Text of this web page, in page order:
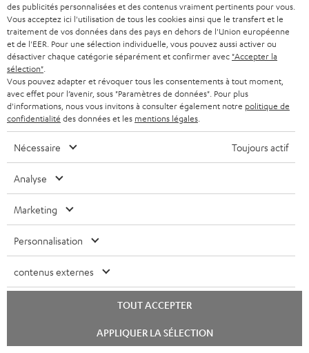
Service client à vie
Plus de 45 ans d'expertise
Teufel adhère à la Fédération du e-commerce et de la vente à distance (Fevad) et à sa charte
qualité. La Fevad est membre du réseau européen Ecommerce Europe Trustmark.
chat
des publicités personnalisées et des contenus vraiment pertinents pour vous.
Vous acceptez ici l'utilisation de tous les cookies ainsi que le transfert et le
traitement de vos données dans des pays en dehors de l'Union européenne
et de l'EER. Pour une sélection individuelle, vous pouvez aussi activer ou
désactiver chaque catégorie séparément et confirmer avec "Accepter la
sélection"
Vous pouvez adapter et révoquer tous les consentements à tout moment,
avec effet pour l’avenir, sous "Paramètres de données". Pour plus
d'informations, nous vous invitons à consulter également notre politique de
confidentialité des données et les mentions légales
Nécessaire Toujours actif
Analyse
Marketing
Personnalisation
contenus externes
TOUT ACCEPTER
APPLIQUER LA SÉLECTION